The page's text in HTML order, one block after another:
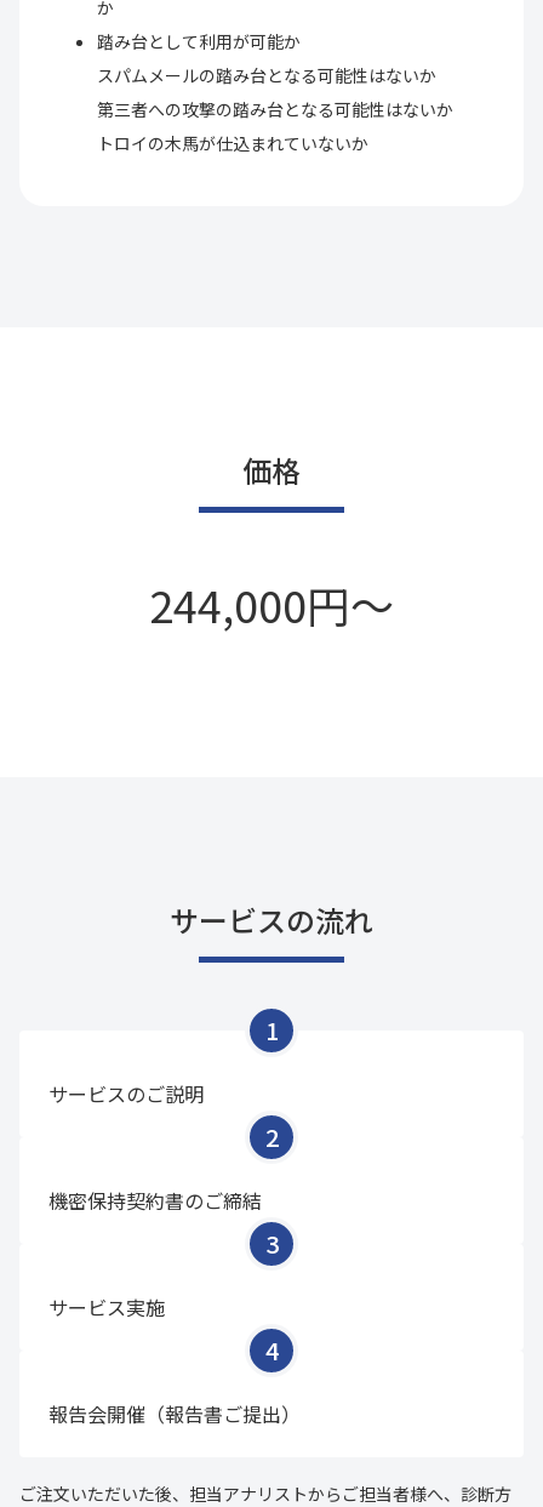
か
踏み台として利用が可能か
スパムメールの踏み台となる可能性はないか
第三者への攻撃の踏み台となる可能性はないか
トロイの木馬が仕込まれていないか
価格
244,000円～
サービスの流れ
サービスのご説明
機密保持契約書のご締結
サービス実施
報告会開催（報告書ご提出）
ご注文いただいた後、担当アナリストからご担当者様へ、診断方